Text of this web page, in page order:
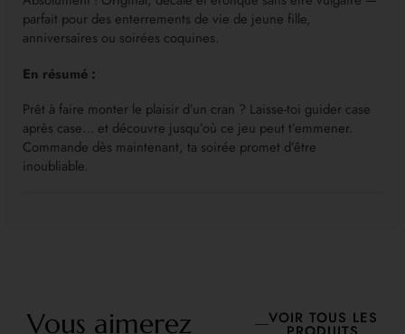
parfait pour des enterrements de vie de jeune fille,
anniversaires ou soirées coquines.
En résumé :
Prêt à faire monter le plaisir d’un cran ? Laisse-toi guider case
après case… et découvre jusqu’où ce jeu peut t’emmener.
Commande dès maintenant, ta soirée promet d’être
inoubliable.
Vous aimerez
VOIR TOUS LES